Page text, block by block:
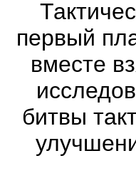
первый
вместе
битвы